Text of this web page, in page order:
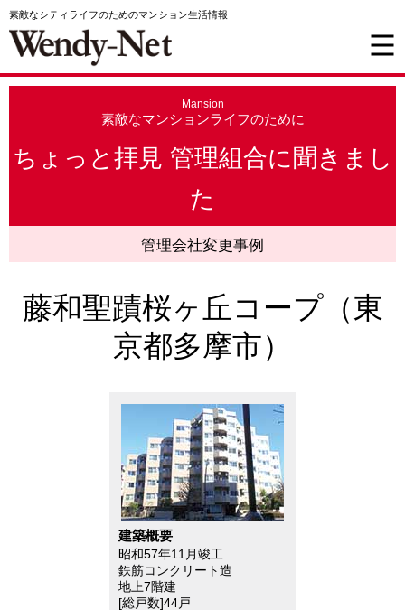
素敵なシティライフのためのマンション生活情報
Mansion
素敵なマンションライフのために
ちょっと拝見 管理組合に聞きまし
た
管理会社変更事例
藤和聖蹟桜ヶ丘コープ（東
京都多摩市）
建築概要
昭和57年11月竣工
鉄筋コンクリート造
地上7階建
[総戸数]44戸